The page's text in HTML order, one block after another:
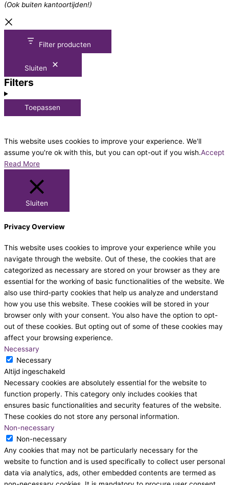
(Ook buiten kantoortijden!)
Filter producten
Sluiten
Filters
Toepassen
This website uses cookies to improve your experience. We'll
assume you're ok with this, but you can opt-out if you wish.Accept
Read More
Sluiten
Privacy Overview
This website uses cookies to improve your experience while you
navigate through the website. Out of these, the cookies that are
categorized as necessary are stored on your browser as they are
essential for the working of basic functionalities of the website. We
also use third-party cookies that help us analyze and understand
how you use this website. These cookies will be stored in your
browser only with your consent. You also have the option to opt-
out of these cookies. But opting out of some of these cookies may
affect your browsing experience.
Necessary
Necessary
Altijd ingeschakeld
Necessary cookies are absolutely essential for the website to
function properly. This category only includes cookies that
ensures basic functionalities and security features of the website.
These cookies do not store any personal information.
Non-necessary
Non-necessary
Any cookies that may not be particularly necessary for the
website to function and is used specifically to collect user personal
data via analytics, ads, other embedded contents are termed as